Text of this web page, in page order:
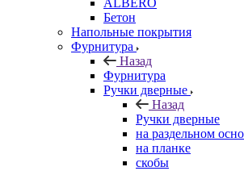
ALBERO
Бетон
Напольные покрытия
Фурнитура
Назад
Фурнитура
Ручки дверные
Назад
Ручки дверные
на раздельном
на планке
скобы